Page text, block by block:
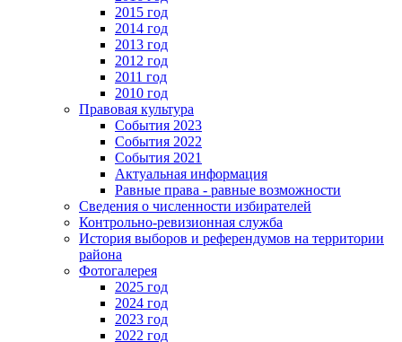
2015 год
2014 год
2013 год
2012 год
2011 год
2010 год
Правовая культура
События 2023
События 2022
События 2021
Актуальная информация
Равные права - равные возможности
Сведения о численности избирателей
Контрольно-ревизионная служба
История выборов и референдумов на территории
района
Фотогалерея
2025 год
2024 год
2023 год
2022 год